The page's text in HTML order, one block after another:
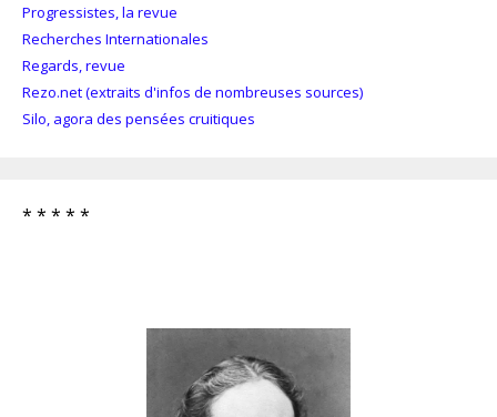
Progressistes, la revue
Recherches Internationales
Regards, revue
Rezo.net (extraits d'infos de nombreuses sources)
Silo, agora des pensées cruitiques
* * * * *